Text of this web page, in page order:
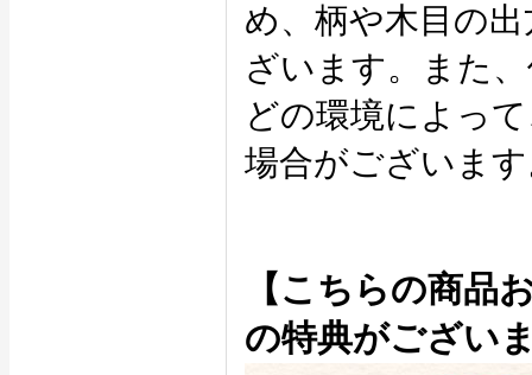
め、柄や木目の
ざいます。また
どの環境によっ
場合がございま
【こちらの商品
の特典がござい